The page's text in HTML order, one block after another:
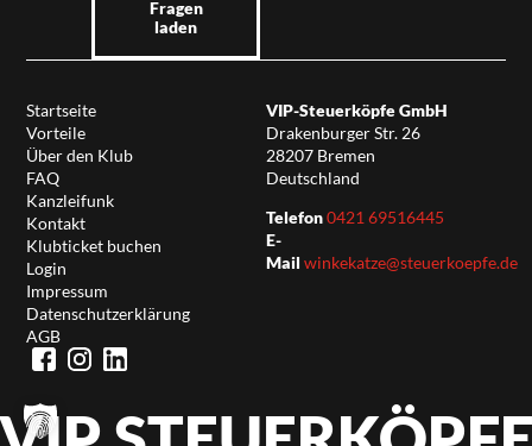
Fragen
laden
Startseite
Vorteile
Über den Klub
FAQ
Kanzleifunk
Kontakt
Klubticket buchen
Login
Impressum
Datenschutzerklärung
AGB
VIP-Steuerköpfe GmbH
Drakenburger Str. 26
28207 Bremen
Deutschland
Telefon0421 69516445
E-
Mail winkekatze@steuerkoepfe.de